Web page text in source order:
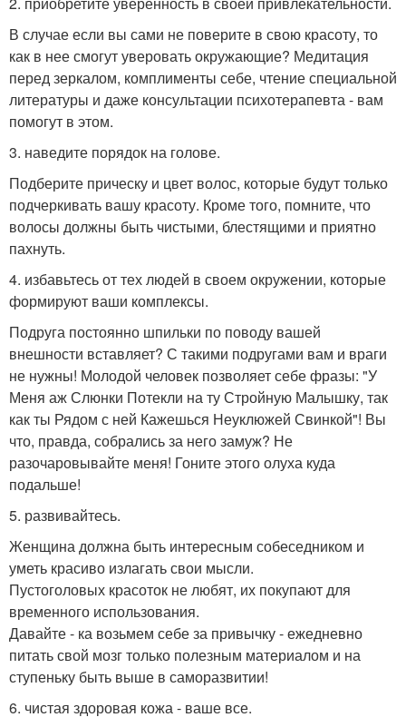
В случае если вы сами не поверите в свою красоту, то
как в нее смогут уверовать окружающие? Медитация
перед зеркалом, комплименты себе, чтение специальной
литературы и даже консультации психотерапевта - вам
помогут в этом.
3. наведите порядок на голове.
Подберите прическу и цвет волос, которые будут только
подчеркивать вашу красоту. Кроме того, помните, что
волосы должны быть чистыми, блестящими и приятно
пахнуть.
4. избавьтесь от тех людей в своем окружении, которые
формируют ваши комплексы.
Подруга постоянно шпильки по поводу вашей
внешности вставляет? С такими подругами вам и враги
не нужны! Молодой человек позволяет себе фразы: "У
Меня аж Слюнки Потекли на ту Стройную Малышку, так
как ты Рядом с ней Кажешься Неуклюжей Свинкой"! Вы
что, правда, собрались за него замуж? Не
разочаровывайте меня! Гоните этого олуха куда
подальше!
5. развивайтесь.
Женщина должна быть интересным собеседником и
уметь красиво излагать свои мысли.
Пустоголовых красоток не любят, их покупают для
временного использования.
Давайте - ка возьмем себе за привычку - ежедневно
питать свой мозг только полезным материалом и на
ступеньку быть выше в саморазвитии!
6. чистая здоровая кожа - ваше все.